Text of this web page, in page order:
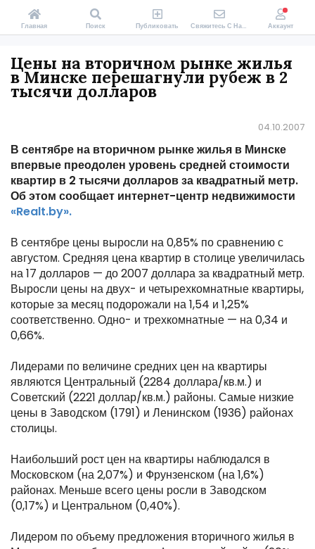
Цены на вторичном рынке жилья
в Минске перешагнули рубеж в 2
тысячи долларов
04.10.2007
В сентябре на вторичном рынке жилья в Минске
впервые преодолен уровень средней стоимости
квартир в 2 тысячи долларов за квадратный метр.
Об этом сообщает интернет-центр недвижимости
«Realt.by».
В сентябре цены выросли на 0,85% по сравнению с
августом. Средняя цена квартир в столице увеличилась
на 17 долларов — до 2007 доллара за квадратный метр.
Выросли цены на двух- и четырехкомнатные квартиры,
которые за месяц подорожали на 1,54 и 1,25%
соответственно. Одно- и трехкомнатные — на 0,34 и
0,66%.
Лидерами по величине средних цен на квартиры
являются Центральный (2284 доллара/кв.м.) и
Советский (2221 доллар/кв.м.) районы. Самые низкие
цены в Заводском (1791) и Ленинском (1936) районах
столицы.
Наибольший рост цен на квартиры наблюдался в
Московском (на 2,07%) и Фрунзенском (на 1,6%)
районах. Меньше всего цены росли в Заводском
(0,17%) и Центральном (0,40%).
Лидером по объему предложения вторичного жилья в
Главная Поиск Публиковать Свяжитесь С Нами Аккаунт